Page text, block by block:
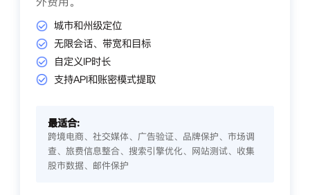
城市和州级定位
无限会话、带宽和目标
自定义IP时长
支持API和账密模式提取
最适合:
跨境电商、社交媒体、广告验证、品牌保护、市场调
查、旅费信息整合、搜索引擎优化、网站测试、收集
股市数据、邮件保护